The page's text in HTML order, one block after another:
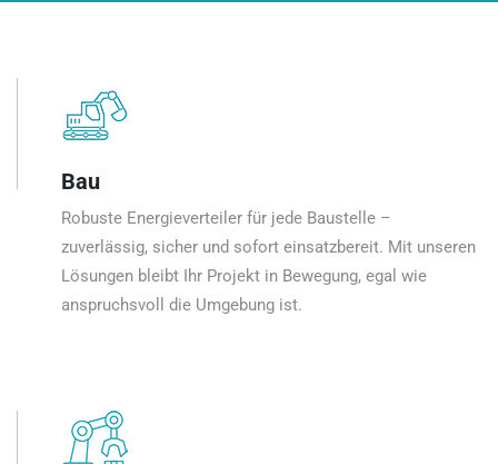
Bau
Robuste Energieverteiler für jede Baustelle –
zuverlässig, sicher und sofort einsatzbereit. Mit unseren
Lösungen bleibt Ihr Projekt in Bewegung, egal wie
anspruchsvoll die Umgebung ist.